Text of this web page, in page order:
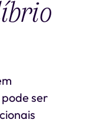
ser